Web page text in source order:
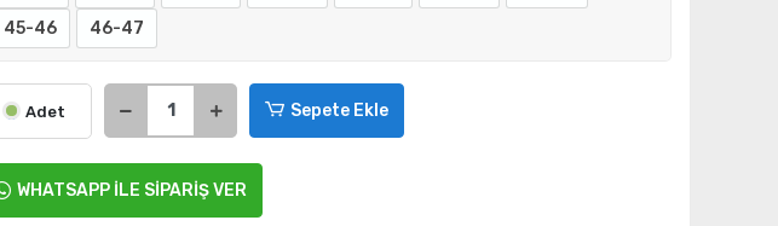
45-46
46-47
Adet Sepete Ekle
WHATSAPP İLE SİPARİŞ VER